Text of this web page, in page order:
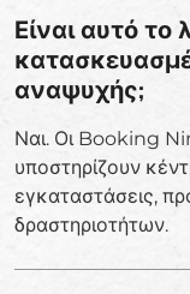
Είναι αυτό το
αναψυχής;
Ναι. Οι Booking
υποστηρίζουν
εγκαταστάσεις,
δραστηριοτήτων.